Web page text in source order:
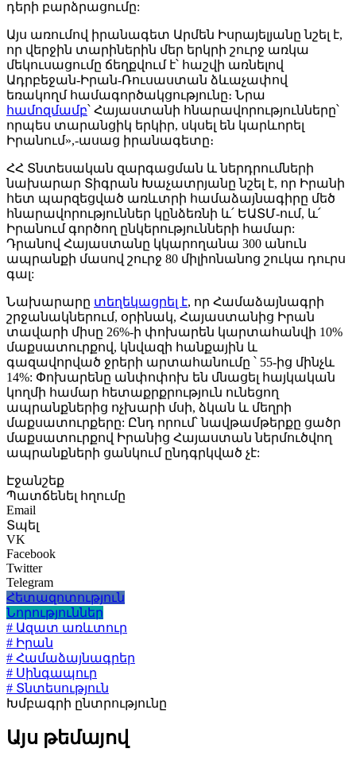
դերի բարձրացումը:
Այս առումով իրանագետ Արմեն Իսրայելյանը նշել է,
որ վերջին տարիներին մեր երկրի շուրջ առկա
մեկուսացումը ճեղքվում է՝ հաշվի առնելով
Ադրբեջան-Իրան-Ռուսաստան ձևաչափով
եռակողմ համագործակցությունը։ Նրա
համոզմամբ՝ Հայաստանի հնարավորությունները՝
որպես տարանցիկ երկիր, սկսել են կարևորել
Իրանում»,-ասաց իրանագետը։
ՀՀ Տնտեսական զարգացման և ներդրումների
նախարար Տիգրան Խաչատրյանը նշել է, որ Իրանի
հետ պարզեցված առևտրի համաձայնագիրը մեծ
հնարավորություններ կընձեռնի և՛ ԵԱՏՄ-ում, և՛
Իրանում գործող ընկերությունների համար:
Դրանով Հայաստանը կկարողանա 300 անուն
ապրանքի մասով շուրջ 80 միլիոնանոց շուկա դուրս
գալ:
Նախարարը տեղեկացրել է, որ Համաձայնագրի
շրջանակներում, օրինակ, Հայաստանից Իրան
տավարի միսը 26%-ի փոխարեն կարտահանվի 10%
մաքսատուրքով, կնվազի հանքային և
գազավորված ջրերի արտահանումը ՝ 55-ից մինչև
14%: Փոխարենը անփոփոխ են մնացել հայկական
կողմի համար հետաքրքրություն ունեցող
ապրանքներից ոչխարի մսի, ձկան և մեղրի
մաքսատուրքերը: Ընդ որում՝ նավթամթերքը ցածր
մաքսատուրքով Իրանից Հայաստան ներմուծվող
ապրանքների ցանկում ընդգրկված չէ:
Էջանշեք
Պատճենել հղումը
Email
Տպել
VK
Facebook
Twitter
Telegram
Հետազոտություն
Նորություններ
# Ազատ առևտուր
# Իրան
# Համաձայնագրեր
# Սինգապուր
# Տնտեսություն
Խմբագրի ընտրությունը
Այս թեմայով